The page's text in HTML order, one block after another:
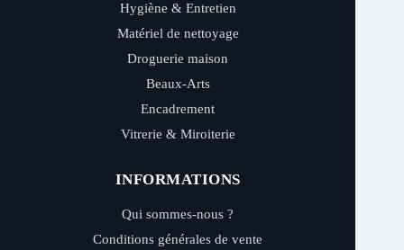
Hygiène & Entretien
Matériel de nettoyage
Droguerie maison
Beaux-Arts
Encadrement
Vitrerie & Miroiterie
INFORMATIONS
Qui sommes-nous ?
Conditions générales de vente